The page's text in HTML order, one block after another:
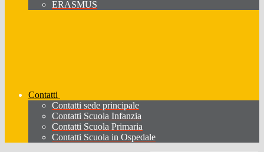
ERASMUS
Contatti
Contatti sede principale
Contatti Scuola Infanzia
Contatti Scuola Primaria
Contatti Scuola in Ospedale